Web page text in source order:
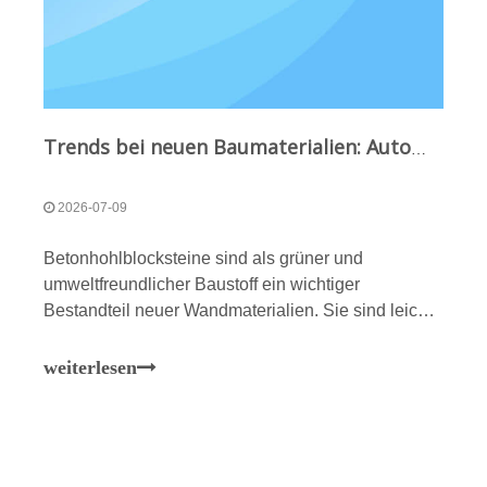
2026-07-09
Betonhohlblocksteine ​​sind als grüner und
umweltfreundlicher Baustoff ein wichtiger
Bestandteil neuer Wandmaterialien. Sie sind leicht,
undurchlässig und langlebig und zudem
weiterlesen